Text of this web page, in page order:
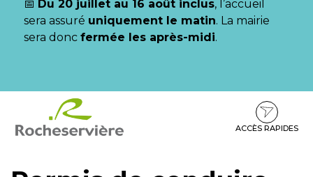
📅 Du 20 juillet au 16 août inclus, l’accueil
sera assuré uniquement le matin. La mairie
sera donc fermée les après-midi.
contenu
pied
ACCÈS RAPIDES